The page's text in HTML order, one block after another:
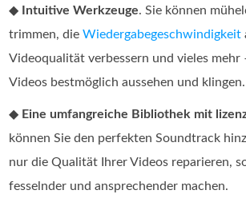
◆ Intuitive Werkzeuge. Sie können
trimmen, dieWiedergabegeschwindigkeit
Videoqualität verbessern und vieles mehr
Videos bestmöglich aussehen und klingen.
◆ Eine umfangreiche Bibliothek mit
können Sie den perfekten Soundtrack
nur die Qualität Ihrer Videos reparieren,
fesselnder und ansprechender machen.